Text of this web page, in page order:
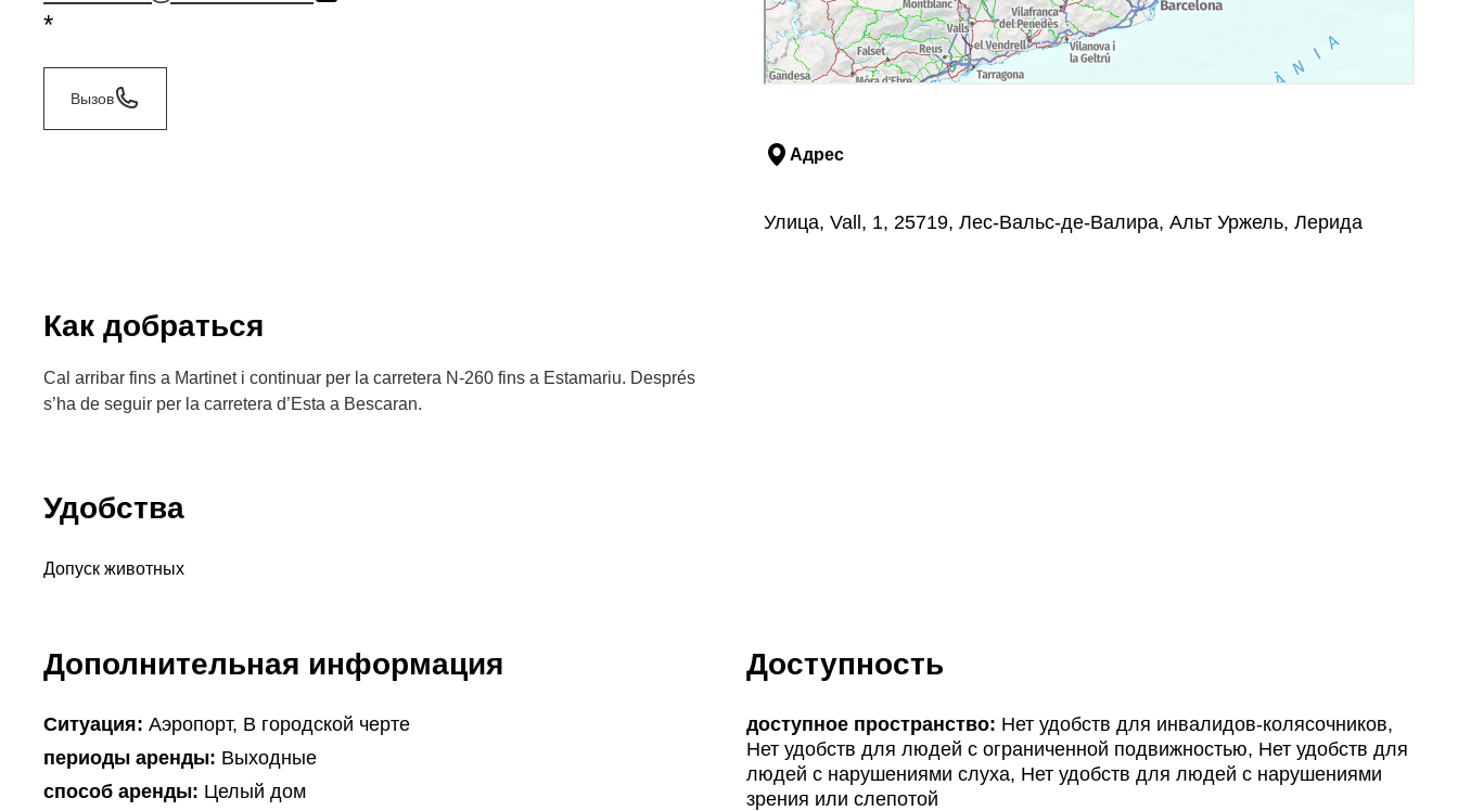
*
Вызов
Адрес
Улица, Vall, 1, 25719, Лес-Вальс-де-Валира, Альт Уржель, Лерида
Как добраться
Cal arribar fins a Martinet i continuar per la carretera N-260 fins a Estamariu. Després
s’ha de seguir per la carretera d’Esta a Bescaran.
Удобства
Допуск животных
Дополнительная информация
Ситуация: Аэропорт, В городской черте
периоды аренды: Выходные
способ аренды: Целый дом
Доступность
доступное пространство: Нет удобств для инвалидов-колясочников,
Нет удобств для людей с ограниченной подвижностью, Нет удобств для
людей с нарушениями слуха, Нет удобств для людей с нарушениями
зрения или слепотой